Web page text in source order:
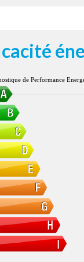
de Performance